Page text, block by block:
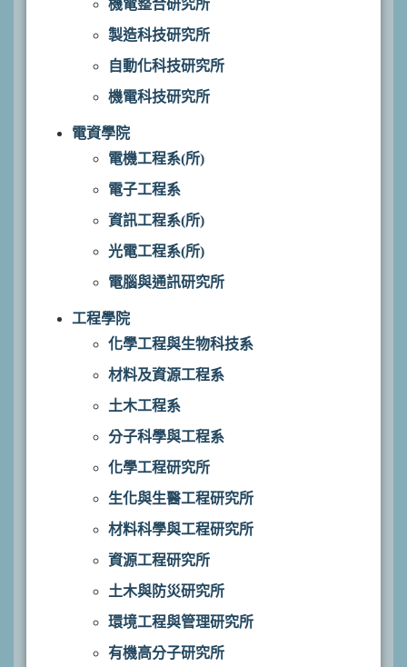
機電整合研究所
製造科技研究所
自動化科技研究所
機電科技研究所
電資學院
電機工程系(所)
電子工程系
資訊工程系(所)
光電工程系(所)
電腦與通訊研究所
工程學院
化學工程與生物科技系
材料及資源工程系
土木工程系
分子科學與工程系
化學工程研究所
生化與生醫工程研究所
材料科學與工程研究所
資源工程研究所
土木與防災研究所
環境工程與管理研究所
有機高分子研究所